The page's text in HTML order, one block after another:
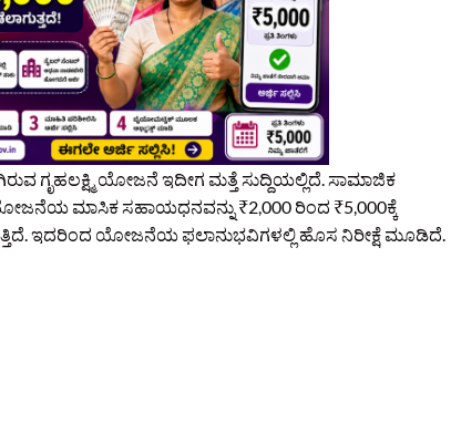
ಗೃಹಲಕ್ಷ್ಮಿ ಯೋಜನೆ ಇದೀಗ ಮತ್ತೆ ಸುದ್ದಿಯಲ್ಲಿದೆ. ಸಾಮಾಜಿಕ
ಮಾಸಿಕ ಸಹಾಯಧನವನ್ನು ₹2,000 ರಿಂದ ₹5,000ಕ್ಕೆ
ಇದರಿಂದ ಯೋಜನೆಯ ಫಲಾನುಭವಿಗಳಲ್ಲಿ ಹೊಸ ನಿರೀಕ್ಷೆ ಮೂಡಿದೆ.